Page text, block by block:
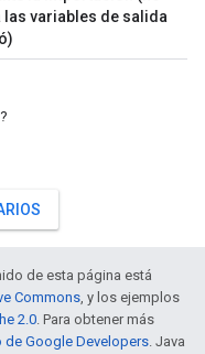
variables de salida
de esta página está
Commons, y los ejemplos
2.0. Para obtener más
Google Developers. Java